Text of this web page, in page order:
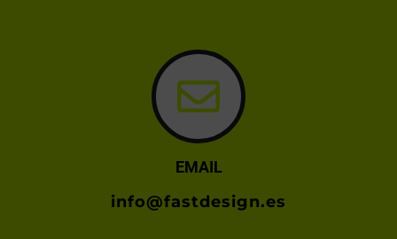
EMAIL
info@fastdesign.es